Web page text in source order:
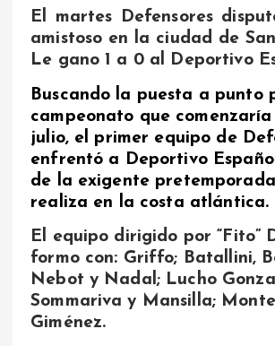
El martes Defensores
amistoso en la ciudad de
Le gano 1 a 0 al Deportivo
Buscando la puesta a punto
campeonato que
julio, el primer equipo de
enfrentó a Deportivo
de la exigente
realiza en la costa atlántica.
El equipo dirigido por “Fito”
formo con: Griffo; Batallini,
Nebot y Nadal; Lucho
Sommariva y Mansilla;
Giménez.